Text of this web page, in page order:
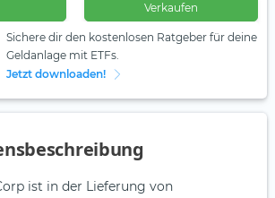
Verkaufen
Sichere dir den kostenlosen Ratgeber für deine
Geldanlage mit ETFs.
Jetzt downloaden!
ist in der Lieferung von